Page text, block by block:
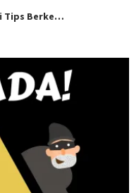
Tips Berke…